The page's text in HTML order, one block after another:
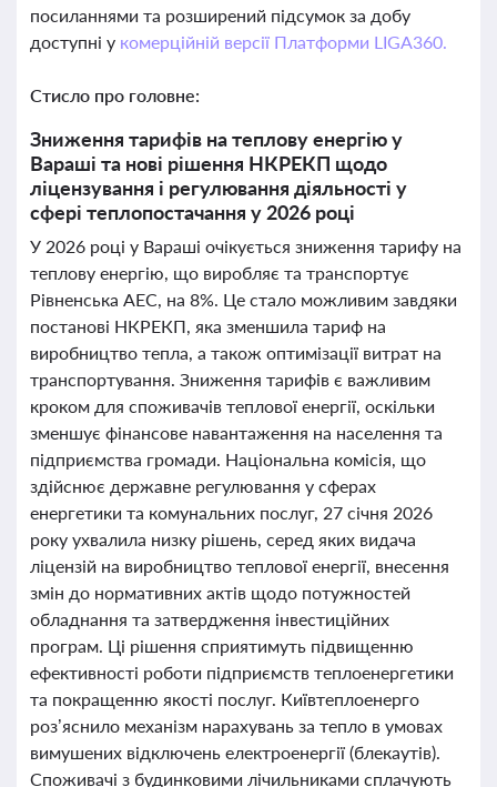
посиланнями та розширений підсумок за добу
доступні у комерційній версії Платформи LIGA360.
Стисло про головне:
Зниження тарифів на теплову енергію у
Вараші та нові рішення НКРЕКП щодо
ліцензування і регулювання діяльності у
сфері теплопостачання у 2026 році
У 2026 році у Вараші очікується зниження тарифу на
теплову енергію, що виробляє та транспортує
Рівненська АЕС, на 8%. Це стало можливим завдяки
постанові НКРЕКП, яка зменшила тариф на
виробництво тепла, а також оптимізації витрат на
транспортування. Зниження тарифів є важливим
кроком для споживачів теплової енергії, оскільки
зменшує фінансове навантаження на населення та
підприємства громади. Національна комісія, що
здійснює державне регулювання у сферах
енергетики та комунальних послуг, 27 січня 2026
року ухвалила низку рішень, серед яких видача
ліцензій на виробництво теплової енергії, внесення
змін до нормативних актів щодо потужностей
обладнання та затвердження інвестиційних
програм. Ці рішення сприятимуть підвищенню
ефективності роботи підприємств теплоенергетики
та покращенню якості послуг. Київтеплоенерго
роз’яснило механізм нарахувань за тепло в умовах
вимушених відключень електроенергії (блекаутів).
Споживачі з будинковими лічильниками сплачують